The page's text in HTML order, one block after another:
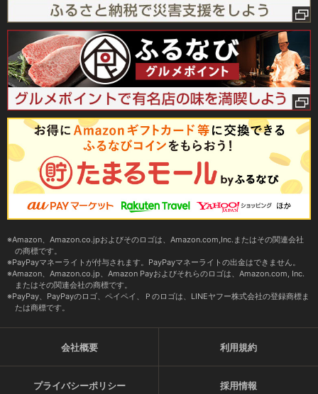
Amazon、Amazon.co.jpおよびそのロゴは、Amazon.com,Inc.またはその関連会社
の商標です。
PayPayマネーライトが付与されます。PayPayマネーライトの出金はできません。
Amazon、Amazon.co.jp、Amazon Payおよびそれらのロゴは、Amazon.com, Inc.
またはその関連会社の商標です。
PayPay、PayPayのロゴ、ペイペイ、Ｐのロゴは、LINEヤフー株式会社の登録商標ま
たは商標です。
会社概要 利用規約
プライバシーポリシー 採用情報